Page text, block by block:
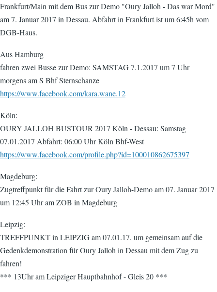
Frankfurt/Main mit dem Bus zur Demo "Oury Jalloh - Das war Mord"
am 7. Januar 2017 in Dessau. Abfahrt in Frankfurt ist um 6:45h vom
DGB-Haus.
Aus Hamburg
fahren zwei Busse zur Demo: SAMSTAG 7.1.2017 um 7 Uhr
morgens am S Bhf Sternschanze
https://www.facebook.com/kara.wane.12
Köln:
OURY JALLOH BUSTOUR 2017 Köln - Dessau: Samstag
07.01.2017 Abfahrt: 06:00 Uhr Köln Bhf-West
https://www.facebook.com/profile.php?id=100010862675397
Magdeburg:
Zugtreffpunkt für die Fahrt zur Oury Jalloh-Demo am 07. Januar 2017
um 12:45 Uhr am ZOB in Magdeburg
Leipzig:
TREFFPUNKT in LEIPZIG am 07.01.17, um gemeinsam auf die
Gedenkdemonstration für Oury Jalloh in Dessau mit dem Zug zu
fahren!
*** 13Uhr am Leipziger Hauptbahnhof - Gleis 20 ***